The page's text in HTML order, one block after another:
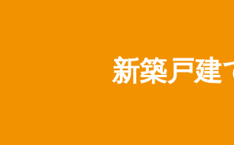
新築戸建